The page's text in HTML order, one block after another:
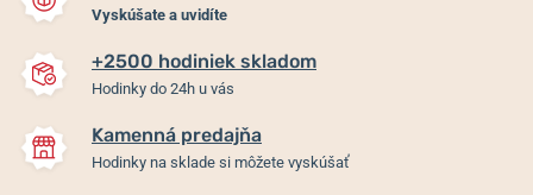
Vyskúšate a uvidíte
+2500 hodiniek skladom
Hodinky do 24h u vás
Kamenná predajňa
Hodinky na sklade si môžete vyskúšať